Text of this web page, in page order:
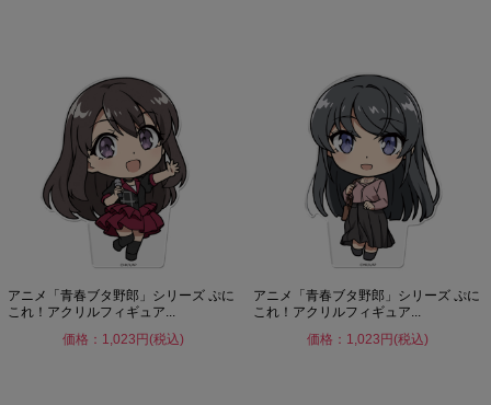
アニメ「青春ブタ野郎」シリーズ ぷに
これ！アクリルフィギュア...
価格：1,023円(税込)
アニメ「青春ブタ野郎」シリーズ ぷに
これ！アクリルフィギュア...
価格：1,023円(税込)